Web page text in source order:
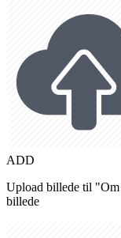
ADD
Upload billede til
billede